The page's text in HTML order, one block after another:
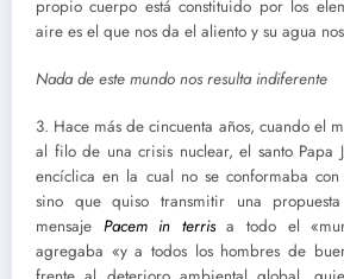
propio cuerpo está constituido por los
aire es el que nos da el aliento y su agua
Nada de este mundo nos resulta indiferente
3. Hace más de cincuenta años, cuando el
al filo de una crisis nuclear, el santo Papa
encíclica en la cual no se conformaba
sino que quiso transmitir una
mensaje Pacem in terris a todo el
agregaba «y a todos los hombres de